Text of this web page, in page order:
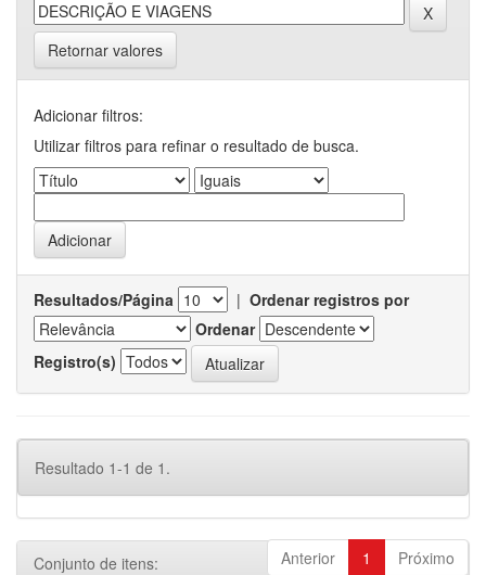
Retornar valores
Adicionar filtros:
Utilizar filtros para refinar o resultado de busca.
Resultados/Página | Ordenar registros por
Ordenar
Registro(s)
Resultado 1-1 de 1.
Anterior 1 Próximo
Conjunto de itens: